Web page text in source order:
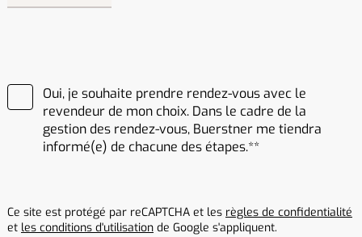
Oui, je souhaite prendre rendez-vous avec le
revendeur de mon choix. Dans le cadre de la
gestion des rendez-vous, Buerstner me tiendra
informé(e) de chacune des étapes.*
Ce site est protégé par reCAPTCHA et les règles de confidentialité
et les conditions d'utilisation de Google s'appliquent.